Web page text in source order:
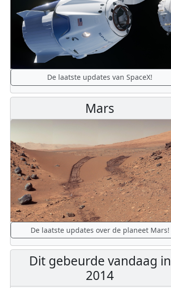
De laatste updates van SpaceX!
Mars
De laatste updates over de planeet Mars!
Dit gebeurde vandaag in
2014